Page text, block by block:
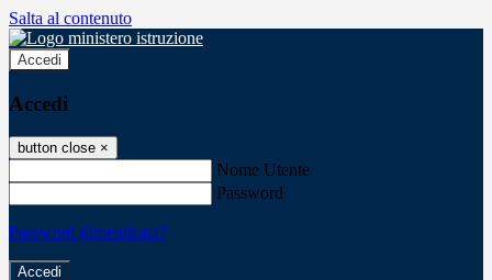
Salta al contenuto
Accedi
Accedi
button close ×
Nome Utente
Password
Password dimenticata?